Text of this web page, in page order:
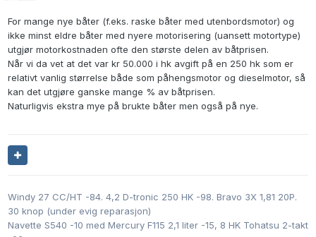
For mange nye båter (f.eks. raske båter med utenbordsmotor) og
ikke minst eldre båter med nyere motorisering (uansett motortype)
utgjør motorkostnaden ofte den største delen av båtprisen.
Når vi da vet at det var kr 50.000 i hk avgift på en 250 hk som er
relativt vanlig størrelse både som påhengsmotor og dieselmotor, så
kan det utgjøre ganske mange % av båtprisen.
Naturligvis ekstra mye på brukte båter men også på nye.
Windy 27 CC/HT -84. 4,2 D-tronic 250 HK -98. Bravo 3X 1,81 20P.
30 knop (under evig reparasjon)
Navette S540 -10 med Mercury F115 2,1 liter -15, 8 HK Tohatsu 2-takt